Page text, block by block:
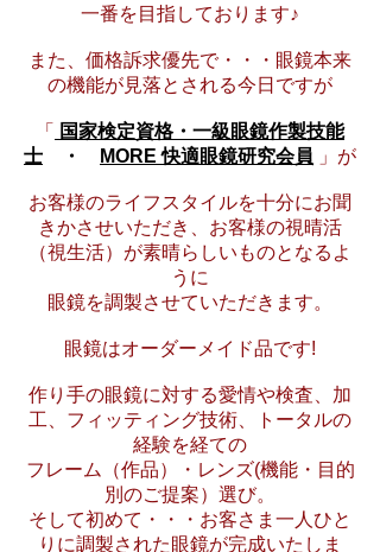
一番を目指しております♪
また、価格訴求優先で・・・眼鏡本来
の機能が見落とされる今日ですが
「
国家検定資格・一級眼鏡作製技能
士 ・ MORE 快適眼鏡研究会員 」が
お客様のライフスタイルを十分にお聞
きかさせいただき、お客様の視晴活
（視生活）が素晴らしいものとなるよ
うに
眼鏡を調製させていただきます。
眼鏡はオーダーメイド品です!
作り手の眼鏡に対する愛情や検査、加
工、フィッティング技術、トータルの
経験を経ての
フレーム（作品）・レンズ(機能・目的
別のご提案）選び。
そして初めて・・・お客さま一人ひと
りに調製された眼鏡が完成いたしま